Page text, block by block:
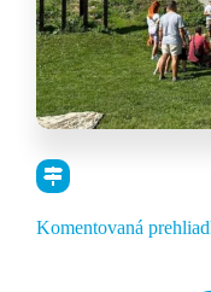
Komentovaná